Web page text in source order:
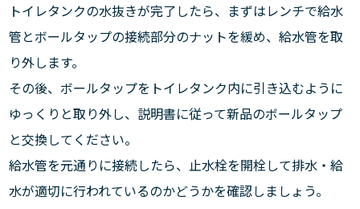
トイレタンクの水抜きが完了したら、まずはレンチで給水
管とボールタップの接続部分のナットを緩め、給水管を取
り外します。
その後、ボールタップをトイレタンク内に引き込むように
ゆっくりと取り外し、説明書に従って新品のボールタップ
と交換してください。
給水管を元通りに接続したら、止水栓を開栓して排水・給
水が適切に行われているのかどうかを確認しましょう。